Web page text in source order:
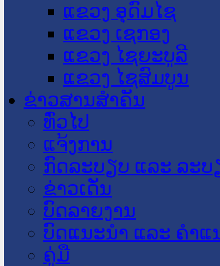
ແຂວງ ອຸດົມໄຊ
ແຂວງ ເຊກອງ
ແຂວງ ໄຊຍະບູລີ
ແຂວງ ໄຊສົມບູນ
ຂ່າວສານສໍາຄັນ
​ທົ່ວ​ໄປ
ແຈ້ງການ
ກົດລະບຽບ ແລະ ລະບ
ຂ່າວເດັ່ນ
ບົດລາຍງານ
ບົດແນະນໍາ ແລະ ຄໍາແ
ຄູ່ມື